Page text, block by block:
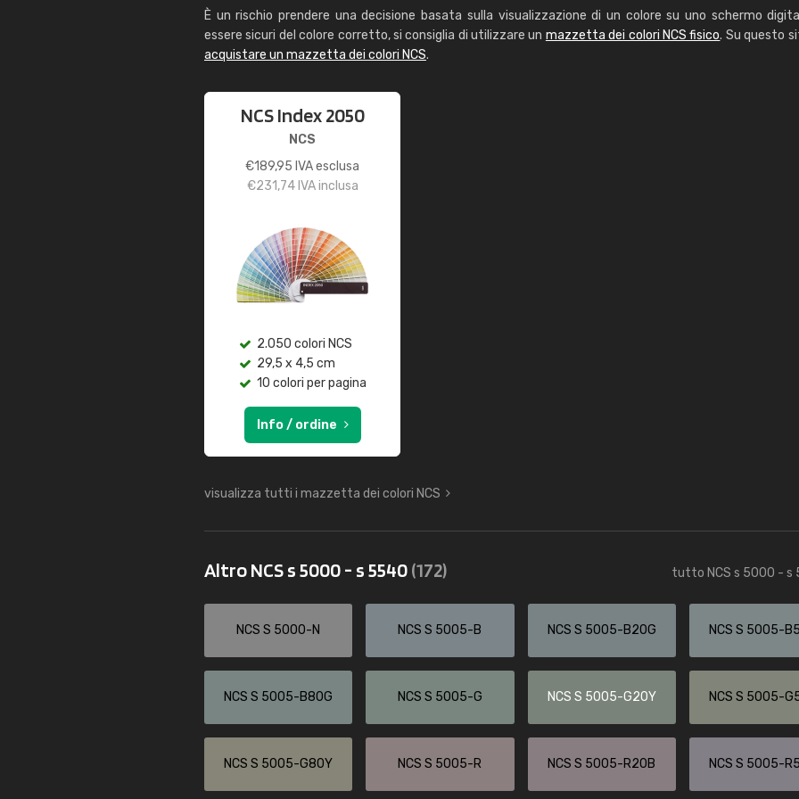
È un rischio prendere una decisione basata sulla visualizzazione di un colore su uno schermo
essere sicuri del colore corretto, si consiglia di utilizzare un mazzetta dei colori NCS fisico. Su questo
acquistare un mazzetta dei colori NCS.
NCS Index 2050
NCS
€189,95 IVA esclusa
€231,74IVA inclusa
2.050 colori NCS
29,5 x 4,5 cm
10 colori per pagina
Info / ordine
visualizza tutti i mazzetta dei colori NCS
Altro NCS s 5000 - s 5540(172) tutto NCS s 5000 - s
NCS S 5000-N NCS S 5005-B NCS S 5005-B20G NCS S 5005-
NCS S 5005-B80G NCS S 5005-G NCS S 5005-G20Y NCS S 5005-
NCS S 5005-G80Y NCS S 5005-R NCS S 5005-R20B NCS S 5005-